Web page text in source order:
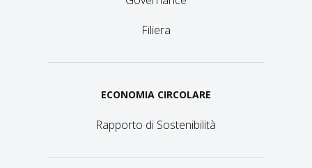
Filiera
ECONOMIA CIRCOLARE
Rapporto di Sostenibilità